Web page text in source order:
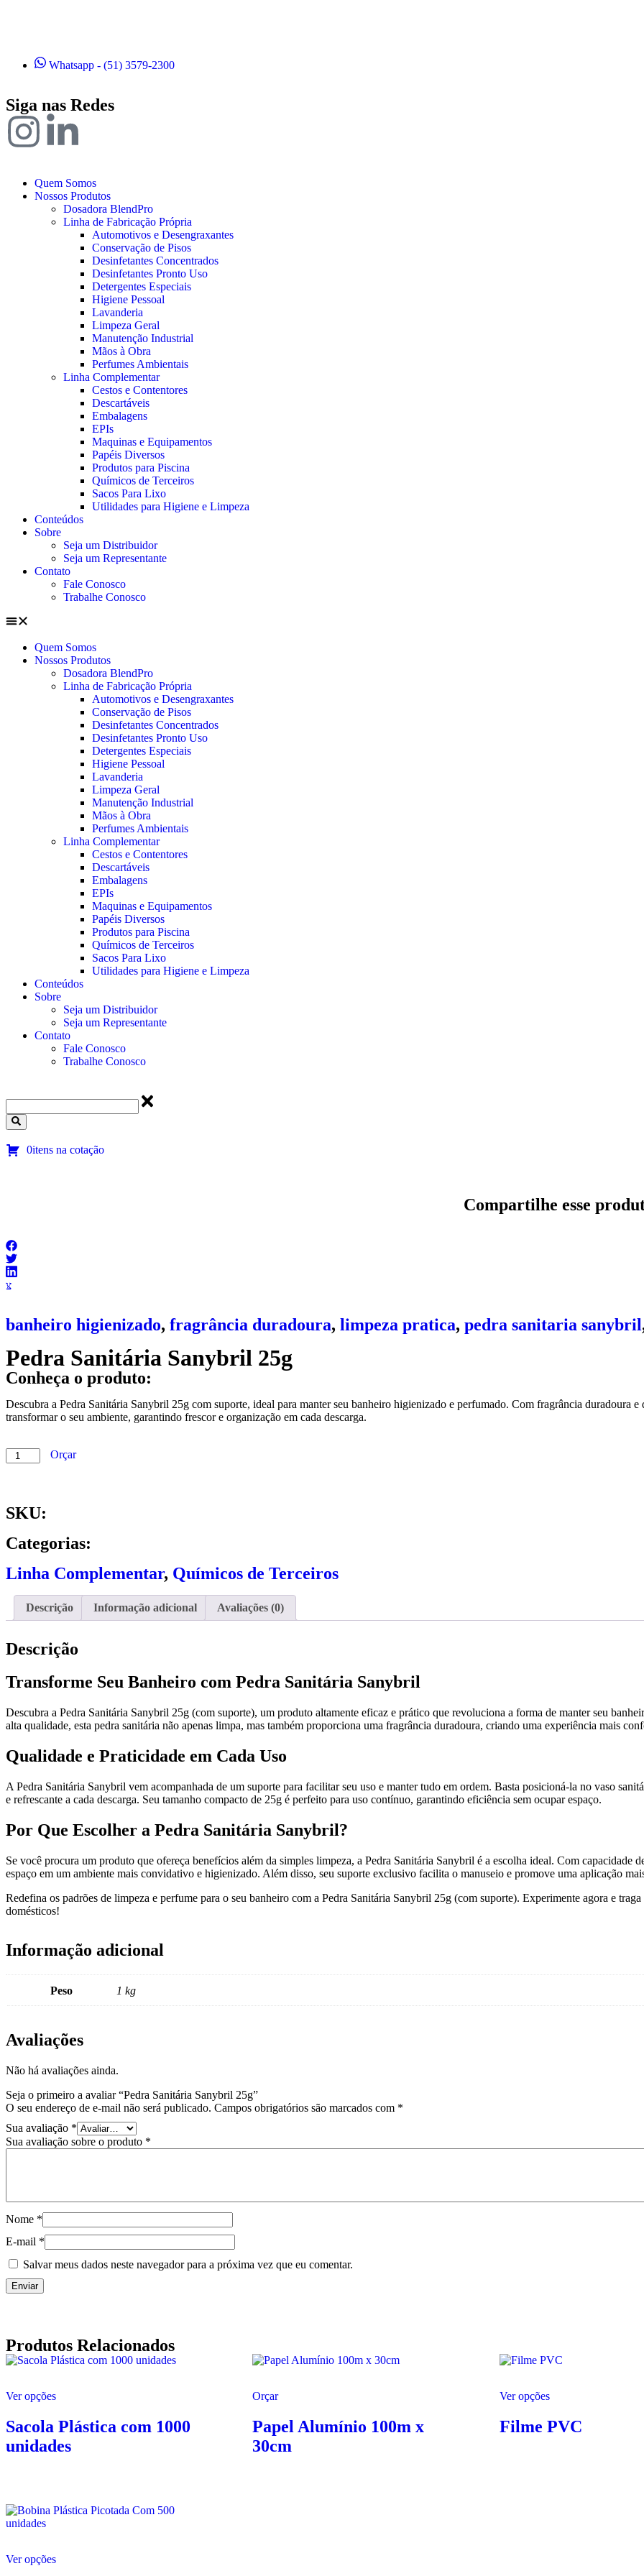
Whatsapp - (51) 3579-2300
Siga nas Redes
Quem Somos
Nossos Produtos
Dosadora BlendPro
Linha de Fabricação Própria
Automotivos e Desengraxantes
Conservação de Pisos
Desinfetantes Concentrados
Desinfetantes Pronto Uso
Detergentes Especiais
Higiene Pessoal
Lavanderia
Limpeza Geral
Manutenção Industrial
Mãos à Obra
Perfumes Ambientais
Linha Complementar
Cestos e Contentores
Descartáveis
Embalagens
EPIs
Maquinas e Equipamentos
Papéis Diversos
Produtos para Piscina
Químicos de Terceiros
Sacos Para Lixo
Utilidades para Higiene e Limpeza
Conteúdos
Sobre
Seja um Distribuidor
Seja um Representante
Contato
Fale Conosco
Trabalhe Conosco
Quem Somos
Nossos Produtos
Dosadora BlendPro
Linha de Fabricação Própria
Automotivos e Desengraxantes
Conservação de Pisos
Desinfetantes Concentrados
Desinfetantes Pronto Uso
Detergentes Especiais
Higiene Pessoal
Lavanderia
Limpeza Geral
Manutenção Industrial
Mãos à Obra
Perfumes Ambientais
Linha Complementar
Cestos e Contentores
Descartáveis
Embalagens
EPIs
Maquinas e Equipamentos
Papéis Diversos
Produtos para Piscina
Químicos de Terceiros
Sacos Para Lixo
Utilidades para Higiene e Limpeza
Conteúdos
Sobre
Seja um Distribuidor
Seja um Representante
Contato
Fale Conosco
Trabalhe Conosco
0itens na cotação
Compartilhe esse
banheiro higienizado, fragrância duradoura, limpeza pratica, pedra sanitaria sanybril
Pedra Sanitária Sanybril 25g
Conheça o produto:
Descubra a Pedra Sanitária Sanybril 25g com suporte, ideal para manter seu banheiro higienizado e perfumado. Com fragrância duradoura
transformar o seu ambiente, garantindo frescor e organização em cada descarga.
Orçar
SKU:
Categorias:
Linha Complementar, Químicos de Terceiros
Descrição Informação adicional Avaliações (0)
Descrição
Transforme Seu Banheiro com Pedra Sanitária Sanybril
Descubra a Pedra Sanitária Sanybril 25g (com suporte), um produto altamente eficaz e prático que revoluciona a forma de manter seu
alta qualidade, esta pedra sanitária não apenas limpa, mas também proporciona uma fragrância duradoura, criando uma experiência mais
Qualidade e Praticidade em Cada Uso
A Pedra Sanitária Sanybril vem acompanhada de um suporte para facilitar seu uso e manter tudo em ordem. Basta posicioná-la no vaso
e refrescante a cada descarga. Seu tamanho compacto de 25g é perfeito para uso contínuo, garantindo eficiência sem ocupar espaço.
Por Que Escolher a Pedra Sanitária Sanybril?
Se você procura um produto que ofereça benefícios além da simples limpeza, a Pedra Sanitária Sanybril é a escolha ideal. Com capacidade
espaço em um ambiente mais convidativo e higienizado. Além disso, seu suporte exclusivo facilita o manuseio e promove uma aplicação
Redefina os padrões de limpeza e perfume para o seu banheiro com a Pedra Sanitária Sanybril 25g (com suporte). Experimente agora e
domésticos!
Informação adicional
Peso 1 kg
Avaliações
Não há avaliações ainda.
Seja o primeiro a avaliar “Pedra Sanitária Sanybril 25g”
O seu endereço de e-mail não será publicado. Campos obrigatórios são marcados com *
Sua avaliação *
Sua avaliação sobre o produto *
Nome *
E-mail *
Salvar meus dados neste navegador para a próxima vez que eu comentar.
Produtos Relacionados
Ver opções
Sacola Plástica com 1000
unidades
Orçar
Papel Alumínio 100m x
30cm
Ver opções
Filme PVC
Ver opções